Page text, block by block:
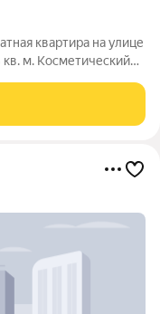
квартира на улице
м. Косметический
Большая